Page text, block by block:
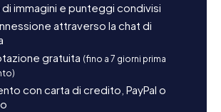
di immagini e punteggi condivisi
attraverso la chat di
gratuita (fino a 7 giorni prima
con carta di credito, PayPal o